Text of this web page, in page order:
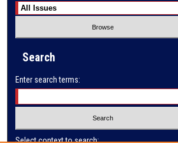
Search
Enter search terms:
Select context to search: